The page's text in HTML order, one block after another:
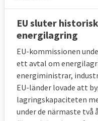
EU sluter
energilagring
EU-kommissionen
ett avtal om
energiministrar,
EU-länder lovade att
lagringskapaciteten
under de närmaste två